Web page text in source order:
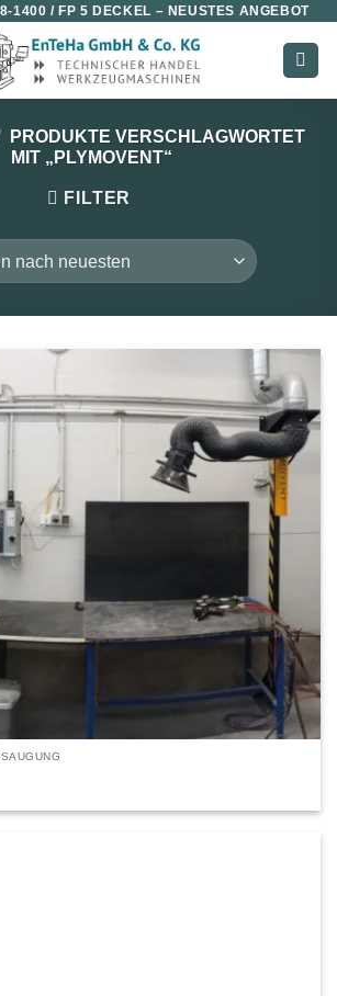
1400 / FP 5 DECKEL – NEUSTES ANGEBOT
PRODUKTE VERSCHLAGWORTET
MIT „PLYMOVENT“
FILTER